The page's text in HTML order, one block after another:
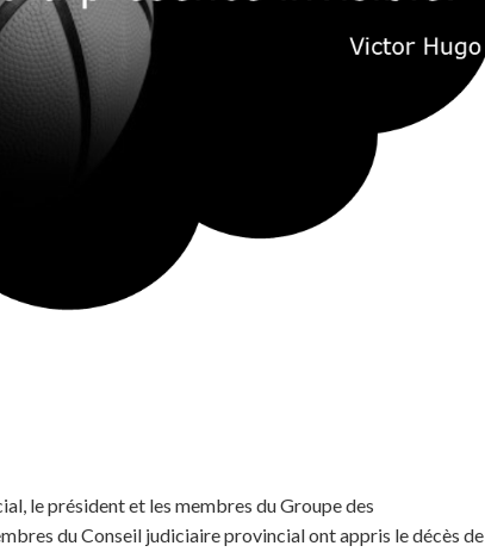
le président et les membres du Groupe des
du Conseil judiciaire provincial ont appris le décès de